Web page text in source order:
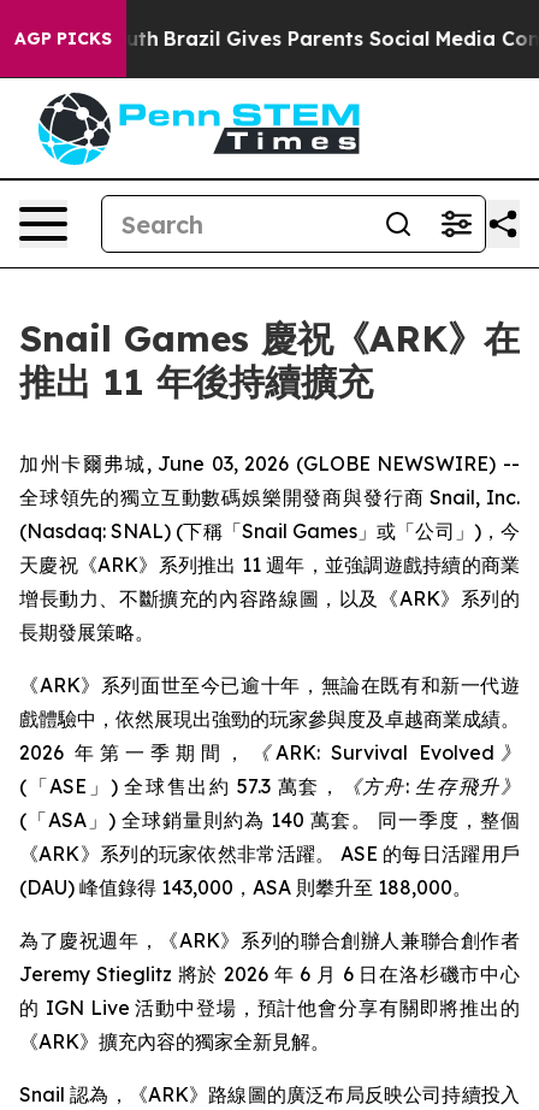
AGP PICKS
to Youth Brazil Gives Parents Social Media
Snail Games 慶祝《ARK》在
推出 11 年後持續擴充
加州卡爾弗城, June 03, 2026 (GLOBE NEWSWIRE) --
全球領先的獨立互動數碼娛樂開發商與發行商 Snail, Inc.
(Nasdaq: SNAL) (下稱「Snail Games」或「公司」)，今
天慶祝《ARK》系列推出 11 週年，並強調遊戲持續的商業
增長動力、不斷擴充的內容路線圖，以及《ARK》系列的
長期發展策略。
《ARK》系列面世至今已逾十年，無論在既有和新一代遊
戲體驗中，依然展現出強勁的玩家參與度及卓越商業成績。
2026 年第一季期間，
《ARK: Survival Evolved》
(「ASE」) 全球售出約 57.3 萬套，
《方舟: 生存飛升》
(「ASA」) 全球銷量則約為 140 萬套。 同一季度，整個
《ARK》系列的玩家依然非常活躍。 ASE 的每日活躍用戶
(DAU) 峰值錄得 143,000，ASA 則攀升至 188,000。
為了慶祝週年，《ARK》系列的聯合創辦人兼聯合創作者
Jeremy Stieglitz 將於 2026 年 6 月 6 日在洛杉磯市中心
的 IGN Live 活動中登場，預計他會分享有關即將推出的
《ARK》擴充內容的獨家全新見解。
Snail 認為，《ARK》路線圖的廣泛布局反映公司持續投入